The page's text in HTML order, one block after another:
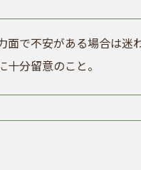
で不安がある場合は迷
分留意のこと。